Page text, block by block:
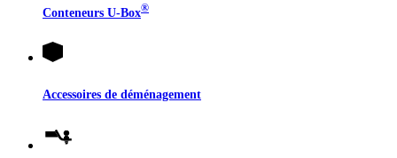
Conteneurs U-Box®
Accessoires de déménagement